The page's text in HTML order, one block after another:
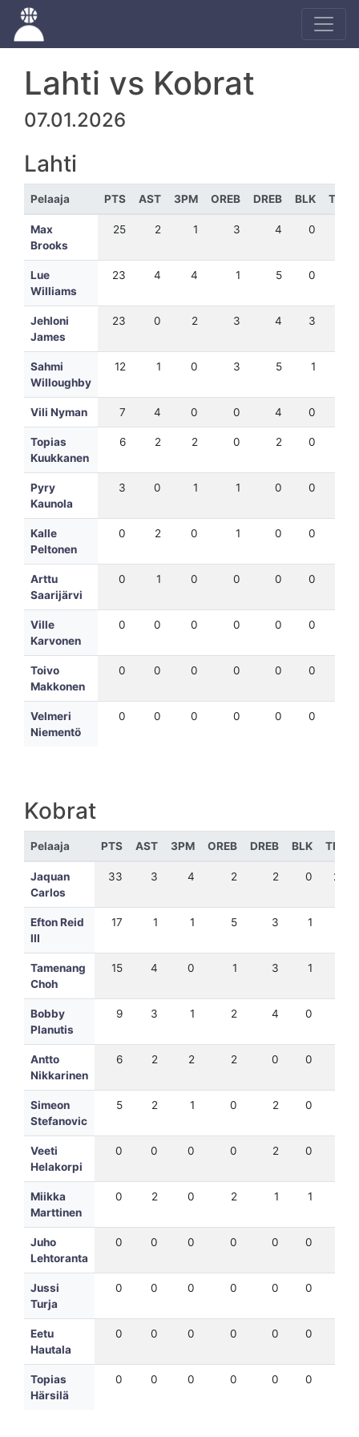
Lahti vs Kobrat
07.01.2026
Lahti
Pelaaja PTS AST 3PM OREB DREB BLK TEH
Max
Brooks
25 2 1 3 4 0
Lue
Williams
23 4 4 1 5 0
Jehloni
James
23 0 2 3 4 3
Sahmi
Willoughby
12 1 0 3 5 1
Vili Nyman 7 4 0 0 4 0
Topias
Kuukkanen
6 2 2 0 2 0
Pyry
Kaunola
3 0 1 1 0 0
Kalle
Peltonen
0 2 0 1 0 0
Arttu
Saarijärvi
0 1 0 0 0 0
Ville
Karvonen
0 0 0 0 0 0
Toivo
Makkonen
0 0 0 0 0 0
Velmeri
Niementö
0 0 0 0 0 0
Kobrat
Pelaaja PTS AST 3PM OREB DREB BLK TEH
Jaquan
Carlos
33 3 4 2 2 0 24
Efton Reid
III
17 1 1 5 3 1
Tamenang
Choh
15 4 0 1 3 1
Bobby
Planutis
9 3 1 2 4 0
Antto
Nikkarinen
6 2 2 2 0 0
Simeon
Stefanovic
5 2 1 0 2 0
Veeti
Helakorpi
0 0 0 0 2 0
Miikka
Marttinen
0 2 0 2 1 1
Juho
Lehtoranta
0 0 0 0 0 0
Jussi
Turja
0 0 0 0 0 0
Eetu
Hautala
0 0 0 0 0 0
Topias
Härsilä
0 0 0 0 0 0